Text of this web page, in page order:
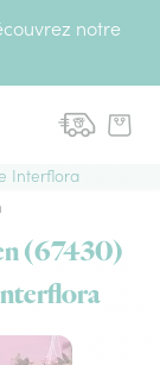
notre
Interflora
(67430)